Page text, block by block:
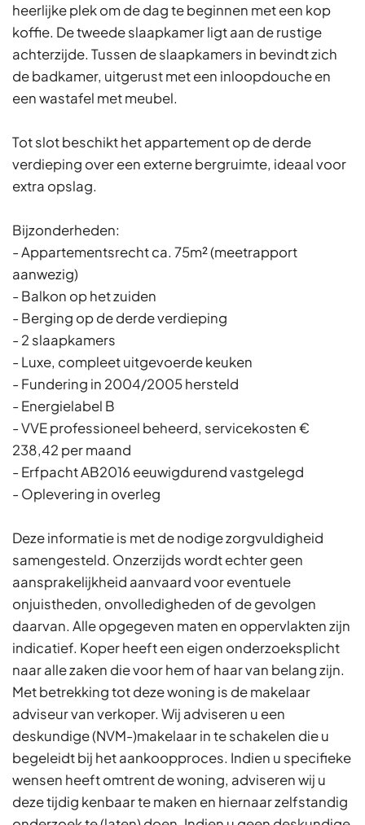
heerlijke plek om de dag te beginnen met een kop
koffie. De tweede slaapkamer ligt aan de rustige
achterzijde. Tussen de slaapkamers in bevindt zich
de badkamer, uitgerust met een inloopdouche en
een wastafel met meubel.
Tot slot beschikt het appartement op de derde
verdieping over een externe bergruimte, ideaal voor
extra opslag.
Bijzonderheden:
- Appartementsrecht ca. 75m² (meetrapport
aanwezig)
- Balkon op het zuiden
- Berging op de derde verdieping
- 2 slaapkamers
- Luxe, compleet uitgevoerde keuken
- Fundering in 2004/2005 hersteld
- Energielabel B
- VVE professioneel beheerd, servicekosten €
238,42 per maand
- Erfpacht AB2016 eeuwigdurend vastgelegd
- Oplevering in overleg
Deze informatie is met de nodige zorgvuldigheid
samengesteld. Onzerzijds wordt echter geen
aansprakelijkheid aanvaard voor eventuele
onjuistheden, onvolledigheden of de gevolgen
daarvan. Alle opgegeven maten en oppervlakten zijn
indicatief. Koper heeft een eigen onderzoeksplicht
naar alle zaken die voor hem of haar van belang zijn.
Met betrekking tot deze woning is de makelaar
adviseur van verkoper. Wij adviseren u een
deskundige (NVM-)makelaar in te schakelen die u
begeleidt bij het aankoopproces. Indien u specifieke
wensen heeft omtrent de woning, adviseren wij u
deze tijdig kenbaar te maken en hiernaar zelfstandig